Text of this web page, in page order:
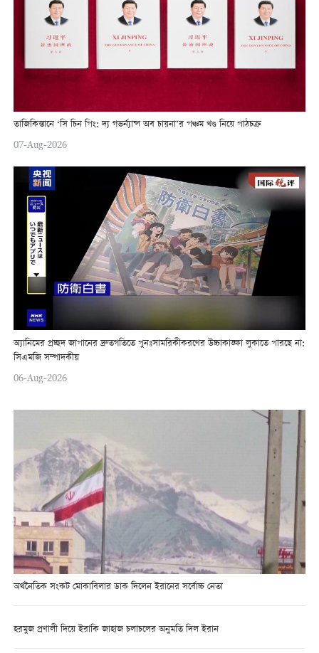
তাজিকিস্তানে ‘সি চিন পিং: দ্য গভর্ন্যান্স অব চায়না’র পঞ্চম খণ্ড নিয়ে পাঠচক্র
07-Aug-2026
অ্যানিমের প্রচ্ছদ জাপানের দ্রুতগতিতে পুনঃসামরিকীকরণের উচ্চাকাঙ্ক্ষা লুকাতে পারছে না:
সিএমজি সম্পাদকীয়
06-Aug-2026
অর্থনৈতিক সংকট মোকাবিলার ডাক দিলেন ইরানের সর্বোচ্চ নেতা
হরমুজ প্রণালী দিয়ে ইরাকি জাহাজ চলাচলের অনুমতি দিল ইরান